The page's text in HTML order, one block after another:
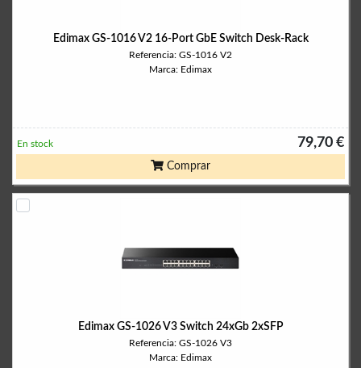
Edimax GS-1016 V2 16-Port GbE Switch Desk-Rack
Referencia: GS-1016 V2
Marca: Edimax
79,70 €
En stock
Comprar
Edimax GS-1026 V3 Switch 24xGb 2xSFP
Referencia: GS-1026 V3
Marca: Edimax